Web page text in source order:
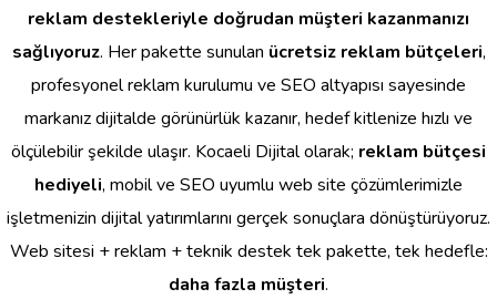
reklam destekleriyle doğrudan müşteri kazanmanızı
sağlıyoruz. Her pakette sunulan ücretsiz reklam bütçeleri,
profesyonel reklam kurulumu ve SEO altyapısı sayesinde
markanız dijitalde görünürlük kazanır, hedef kitlenize hızlı ve
ölçülebilir şekilde ulaşır. Kocaeli Dijital olarak; reklam bütçesi
hediyeli, mobil ve SEO uyumlu web site çözümlerimizle
işletmenizin dijital yatırımlarını gerçek sonuçlara dönüştürüyoruz.
Web sitesi + reklam + teknik destek tek pakette, tek hedefle:
daha fazla müşteri.